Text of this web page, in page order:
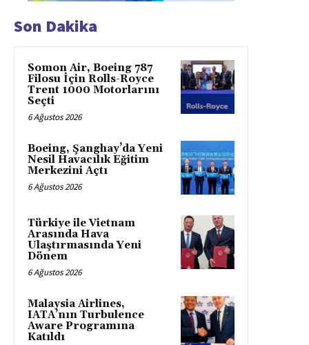
Son Dakika
Somon Air, Boeing 787
Filosu İçin Rolls-Royce
Trent 1000 Motorlarını
Seçti
6 Ağustos 2026
Boeing, Şanghay’da Yeni
Nesil Havacılık Eğitim
Merkezini Açtı
6 Ağustos 2026
Türkiye ile Vietnam
Arasında Hava
Ulaştırmasında Yeni
Dönem
6 Ağustos 2026
Malaysia Airlines,
IATA’nın Turbulence
Aware Programına
Katıldı